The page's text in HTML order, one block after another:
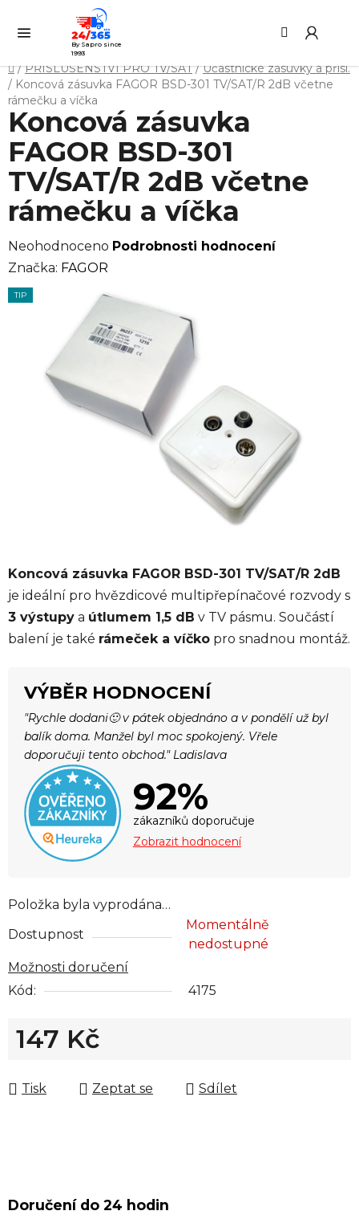
obsah
By Sapro since
1993
Domů
/ PŘÍSLUŠENSTVÍ PRO TV/SAT / Účastnické zásuvky a přísl.
/ Koncová zásuvka FAGOR BSD-301 TV/SAT/R 2dB včetne
rámečku a víčka
Koncová zásuvka FAGOR BSD-301 TV/SAT/R 2dB
je ideální pro hvězdicové multipřepínačové rozvody s
3 výstupy a útlumem 1,5 dB v TV pásmu. Součástí
balení je také rámeček a víčko pro snadnou montáž.
VÝBĚR HODNOCENÍ
"Rychle dodani🙂 v pátek objednáno a v pondělí už byl
balík doma. Manžel byl moc spokojený. Vřele
doporučuji tento obchod." Ladislava
92%
zákazníků doporučuje
Zobrazit hodnocení
Položka byla vyprodána…
Dostupnost
Momentálně
nedostupné
Možnosti doručení
Kód:
4175
147 Kč
Tisk
Zeptat se Sdílet
Koncová zásuvka
FAGOR BSD-301
TV/SAT/R 2dB včetne
rámečku a víčka
Průměrné
hodnocení
produktu
hvězdiček.
Neohodnoceno Podrobnosti hodnocení
Značka: FAGOR
TIP
Doručení do 24 hodin